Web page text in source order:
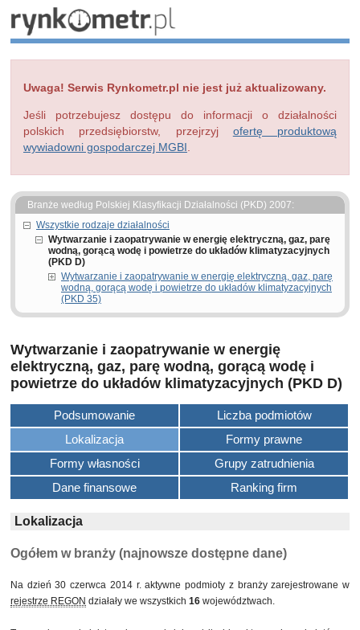
Uwaga! Serwis Rynkometr.pl nie jest już aktualizowany.
Jeśli potrzebujesz dostępu do informacji o działalności
polskich przedsiębiorstw, przejrzyj ofertę produktową
wywiadowni gospodarczej MGBI
Branże według Polskiej Klasyfikacji Działalności (PKD) 2007:
Wszystkie rodzaje działalności
Wytwarzanie i zaopatrywanie w energię elektryczną, gaz, parę
wodną, gorącą wodę i powietrze do układów klimatyzacyjnych
(PKD D)
Wytwarzanie i zaopatrywanie w energię elektryczną, gaz, parę
wodną, gorącą wodę i powietrze do układów klimatyzacyjnych
(PKD 35)
Wytwarzanie i zaopatrywanie w energię
elektryczną, gaz, parę wodną, gorącą wodę i
powietrze do układów klimatyzacyjnych (PKD D)
Podsumowanie
Liczba podmiotów
Lokalizacja
Formy prawne
Formy własności
Grupy zatrudnienia
Dane finansowe
Ranking firm
Lokalizacja
Ogółem w branży (najnowsze dostępne dane)
Na dzień 30 czerwca 2014 r. aktywne podmioty z branży zarejestrowane w
rejestrze REGON działały we wszystkich 16 województwach.